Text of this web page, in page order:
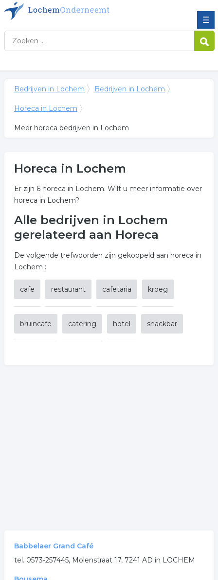
☰
Bedrijven in Lochem Bedrijven in Lochem
Horeca in Lochem
Meer horeca bedrijven in Lochem
Horeca in Lochem
Er zijn 6 horeca in Lochem. Wilt u meer informatie over
horeca in Lochem?
Alle bedrijven in Lochem
gerelateerd aan Horeca
De volgende trefwoorden zijn gekoppeld aan horeca in
Lochem :
cafe restaurant cafetaria kroeg
bruincafe catering hotel snackbar
Babbelaer Grand Café
tel. 0573-257445, Molenstraat 17, 7241 AD in LOCHEM